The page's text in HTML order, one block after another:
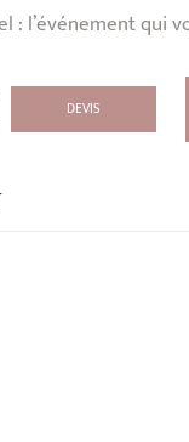
: l’événement qui
DEVIS